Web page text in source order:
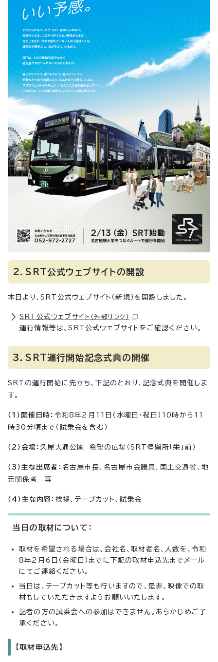
2．SRT公式ウェブサイトの開設
本日より、SRT公式ウェブサイト（新規）を開設しました。
SRT公式ウェブサイト （外部リンク）
運行情報等は、SRT公式ウェブサイトをご確認ください。
3．SRT運行開始記念式典の開催
SRTの運行開始に先立ち、下記のとおり、記念式典を開催しま
す。
（1）開催日時： 令和8年2月11日（水曜日・祝日）10時から11
時30分頃まで（試乗会を含む）
（2）会場： 久屋大通公園 希望の広場（SRT停留所「栄」前）
（3）主な出席者： 名古屋市長、名古屋市会議員、国土交通省、地
元関係者 等
（4）主な内容： 挨拶、テープカット、試乗会
当日の取材について：
取材を希望される場合は、会社名、取材者名、人数を、令和
8年2月6日（金曜日）までに下記の取材申込先までメール
にてご連絡ください。
当日は、テープカット等も行いますので、是非、映像での取
材もしていただきますようお願いいたします。
記者の方の試乗会への参加はできません。あらかじめご了
承ください。
【取材申込先】